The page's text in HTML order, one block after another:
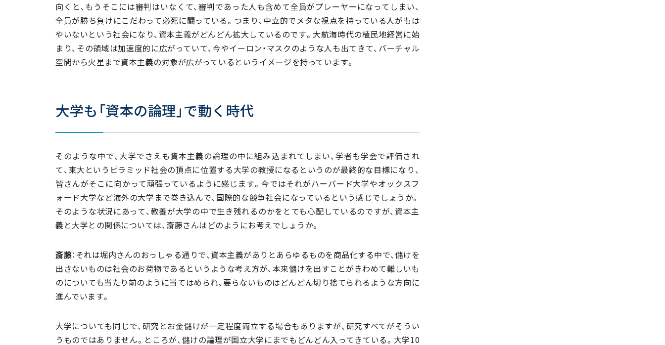
向くと、もうそこには審判はいなくて、審判であった人も含めて全員がプレーヤーになってしまい、
全員が勝ち負けにこだわって必死に闘っている。つまり、中立的でメタな視点を持っている人がもは
やいないという社会になり、資本主義がどんどん拡大しているのです。大航海時代の植民地経営に始
まり、その領域は加速度的に広がっていて、今やイーロン・マスクのような人も出てきて、バーチャル
空間から火星まで資本主義の対象が広がっているというイメージを持っています。
大学も「資本の論理」で動く時代
そのような中で、大学でさえも資本主義の論理の中に組み込まれてしまい、学者も学会で評価され
て、東大というピラミッド社会の頂点に位置する大学の教授になるというのが最終的な目標になり、
皆さんがそこに向かって頑張っているように感じます。今ではそれがハーバード大学やオックスフ
ォード大学など海外の大学まで巻き込んで、国際的な競争社会になっているという感じでしょうか。
そのような状況にあって、教養が大学の中で生き残れるのかをとても心配しているのですが、資本主
義と大学との関係については、斎藤さんはどのようにお考えでしょうか。
斎藤：それは堀内さんのおっしゃる通りで、資本主義がありとあらゆるものを商品化する中で、儲けを
出さないものは社会のお荷物であるというような考え方が、本来儲けを出すことがきわめて難しいも
のについても当たり前のように当てはめられ、要らないものはどんどん切り捨てられるような方向に
進んでいます。
大学についても同じで、研究とお金儲けが一定程度両立する場合もありますが、研究すべてがそうい
うものではありません。ところが、儲けの論理が国立大学にまでもどんどん入ってきている。大学10